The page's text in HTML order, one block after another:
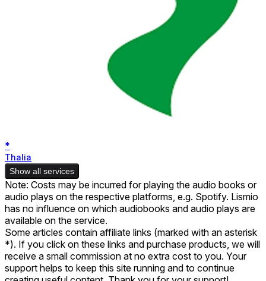
*
Thalia
Show all services
Note: Costs may be incurred for playing the audio books or
audio plays on the respective platforms, e.g. Spotify. Lismio
has no influence on which audiobooks and audio plays are
available on the service.
Some articles contain affiliate links (marked with an asterisk
*). If you click on these links and purchase products, we will
receive a small commission at no extra cost to you. Your
support helps to keep this site running and to continue